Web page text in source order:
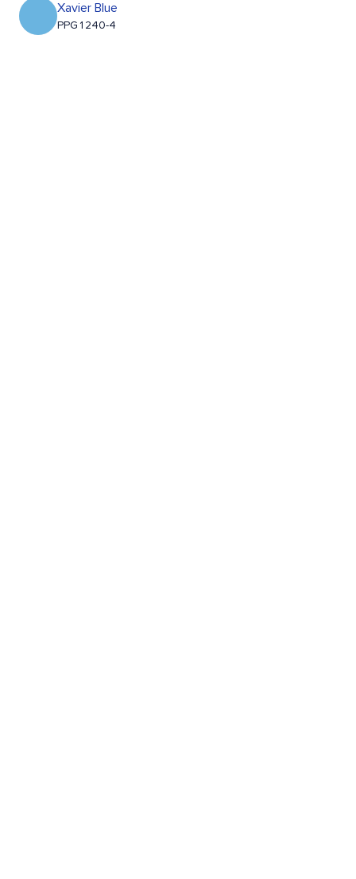
Xavier Blue
PPG1240-4